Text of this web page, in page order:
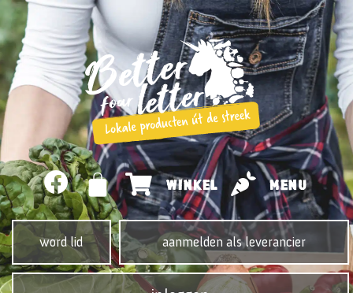
WINKEL MENU
word lid aanmelden als leverancier